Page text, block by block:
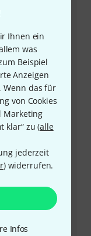
Ihnen ein
was
Beispiel
Anzeigen
Wenn das für
von Cookies
Marketing
klar“ zu (alle
jederzeit
) widerrufen.
Infos
Ihnen bei
zur Seite.